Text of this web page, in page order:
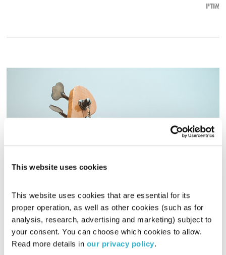
This website uses cookies
This website uses cookies that are essential for its
proper operation, as well as other cookies (such as for
analysis, research, advertising and marketing) subject to
your consent. You can choose which cookies to allow.
Read more details in our privacy policy.
אודיו
מסעותיי במרחבי הזמן
דדי יצחייק
01.05.26
00:59:37
דדי יצחייק יוצא למסע מוזיקלי בן שעה, עם מוזיקה טובה מאז ועד